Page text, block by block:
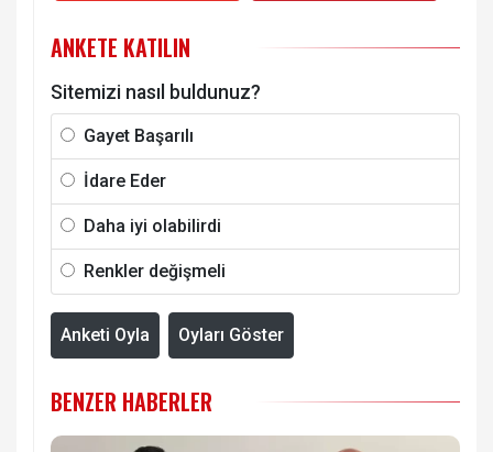
ANKETE KATILIN
Sitemizi nasıl buldunuz?
Gayet Başarılı
İdare Eder
Daha iyi olabilirdi
Renkler değişmeli
Anketi Oyla Oyları Göster
BENZER HABERLER